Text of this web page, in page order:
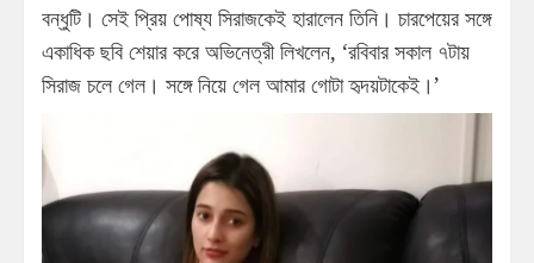
বন্ধুটি। সেই প্রিয় পোষ্য সিরাজকেই হারালেন তিনি। চারপেয়ের সঙ্গে
একাধিক ছবি শেয়ার করে অভিনেত্রী লিখলেন, ‘রবিবার সকাল ৭টায়
সিরাজ চলে গেল। সঙ্গে নিয়ে গেল আমার গোটা হৃদয়টাকেই।’